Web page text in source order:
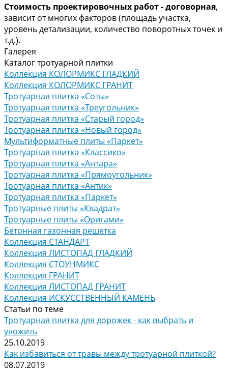
Стоимость проектировочных работ - договорная,
зависит от многих факторов (площадь участка,
уровень детализации, количество поворотных точек и
т.д.).
Галерея
Каталог тротуарной плитки
Коллекция КОЛОРМИКС ГЛАДКИЙ
Коллекция КОЛОРМИКС ГРАНИТ
Тротуарная плитка «Соты»
Тротуарная плитка «Треугольник»
Тротуарная плитка «Старый город»
Тротуарная плитка «Новый город»
Мультиформатные плиты «Паркет»
Тротуарная плитка «Классико»
Тротуарная плитка «Антара»
Тротуарная плитка «Прямоугольник»
Тротуарная плитка «Антик»
Тротуарная плитка «Паркет»
Тротуарные плиты «Квадрат»
Тротуарные плиты «Оригами»
Бетонная газонная решетка
Коллекция СТАНДАРТ
Коллекция ЛИСТОПАД ГЛАДКИЙ
Коллекция СТОУНМИКС
Коллекция ГРАНИТ
Коллекция ЛИСТОПАД ГРАНИТ
Коллекция ИСКУССТВЕННЫЙ КАМЕНЬ
Статьи по теме
Тротуарная плитка для дорожек - как выбрать и
уложить
25.10.2019
Как избавиться от травы между тротуарной плиткой?
08.07.2019